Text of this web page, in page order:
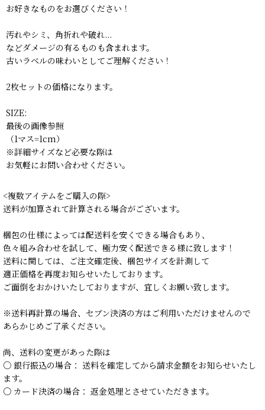
お好きなものをお選びください！
汚れやシミ、角折れや破れ...
などダメージの有るものも含まれます。
古いラベルの味わいとしてご理解ください！
2枚セットの価格になります。
SIZE:
最後の画像参照
（1マス=1cm）
※詳細サイズなど必要な際は
お気軽にお問い合わせください。
<複数アイテムをご購入の際>
送料が加算されて計算される場合がございます。
梱包の仕様によっては配送料を安くできる場合もあり、
色々組み合わせを試して、極力安く配送できる様に致します！
送料に関しては、ご注文確定後、梱包サイズを計測して
適正価格を再度お知らせいたしております。
ご面倒をおかけいたしておりますが、宜しくお願い致します。
※送料再計算の場合、セブン決済の方はご利用いただけませんので
あらかじめご了承ください。
尚、送料の変更があった際は
○ 銀行振込の場合： 送料を確定してから請求金額をお知らせいたし
ます。
○ カード決済の場合： 返金処理とさせていただきます。